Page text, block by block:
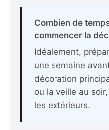
Combien de
commencer la
Idéalement,
une semaine
décoration
ou la veille au
les extérieurs.